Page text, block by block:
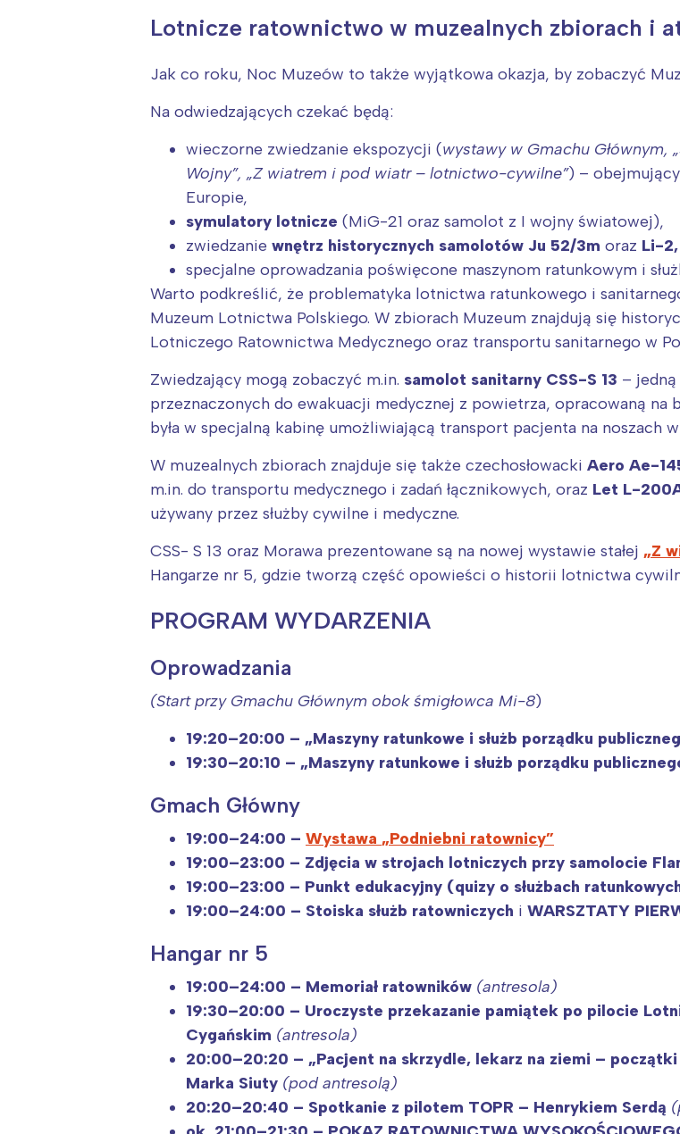
Lotnicze ratownictwo w muzealnych zbiorach i
Jak co roku, Noc Muzeów to także wyjątkowa okazja, by zobaczyć
Na odwiedzających czekać będą:
wieczorne zwiedzanie ekspozycji (wystawy w Gmachu Głównym,
Wojny”, „Z wiatrem i pod wiatr – lotnictwo-cywilne”) –
Europie,
symulatory lotnicze (MiG-21 oraz samolot z I wojny światowej),
zwiedzanie wnętrz historycznych samolotów Ju 52/3m oraz Li-2,
specjalne oprowadzania poświęcone maszynom ratunkowym i
Warto podkreślić, że problematyka lotnictwa ratunkowego i
Muzeum Lotnictwa Polskiego. W zbiorach Muzeum znajdują się
Lotniczego Ratownictwa Medycznego oraz transportu sanitarnego w
Zwiedzający mogą zobaczyć m.in. samolot sanitarny CSS-S 13 –
przeznaczonych do ewakuacji medycznej z powietrza, opracowaną na
była w specjalną kabinę umożliwiającą transport pacjenta na noszach
W muzealnych zbiorach znajduje się także czechosłowacki Aero Ae-
m.in. do transportu medycznego i zadań łącznikowych, oraz Let L-
używany przez służby cywilne i medyczne.
CSS- S 13 oraz Morawa prezentowane są na nowej wystawie stałej „Z
Hangarze nr 5, gdzie tworzą część opowieści o historii lotnictwa
PROGRAM WYDARZENIA
Oprowadzania
(Start przy Gmachu Głównym obok śmigłowca Mi-8)
19:20–20:00 – „Maszyny ratunkowe i służb porządku
19:30–20:10 – „Maszyny ratunkowe i służb porządku
Gmach Główny
19:00–24:00 – Wystawa „Podniebni ratownicy”
19:00–23:00 – Zdjęcia w strojach lotniczych przy samolocie
19:00–23:00 – Punkt edukacyjny (quizy o służbach
19:00–24:00 – Stoiska służb ratowniczych i WARSZTATY
Hangar nr 5
19:00–24:00 – Memoriał ratowników (antresola)
19:30–20:00 – Uroczyste przekazanie pamiątek po pilocie
Cygańskim (antresola)
20:00–20:20 – „Pacjent na skrzydle, lekarz na ziemi –
Marka Siuty (pod antresolą)
20:20–20:40 – Spotkanie z pilotem TOPR – Henrykiem Serdą
Wybieram